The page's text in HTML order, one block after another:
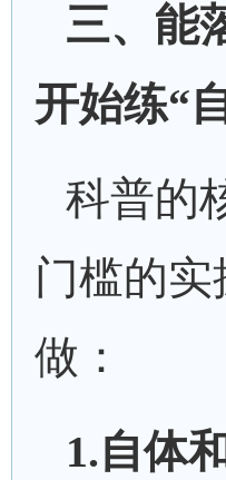
三、能
开始练“
科普的
门槛的
做：
1.自体